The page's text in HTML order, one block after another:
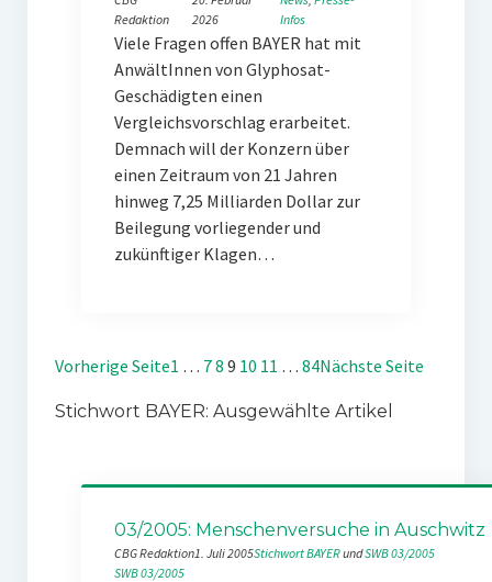
Redaktion
2026
Infos
Viele Fragen offen BAYER hat mit
AnwältInnen von Glyphosat-
Geschädigten einen
Vergleichsvorschlag erarbeitet.
Demnach will der Konzern über
einen Zeitraum von 21 Jahren
hinweg 7,25 Milliarden Dollar zur
Beilegung vorliegender und
zukünftiger Klagen…
Vorherige Seite1 … 78 9 10 11 … 84Nächste Seite
Stichwort BAYER: Ausgewählte Artikel
03/2005: Menschenversuche in Auschwitz
CBG Redaktion1. Juli 2005Stichwort BAYER und SWB 03/2005
SWB 03/2005